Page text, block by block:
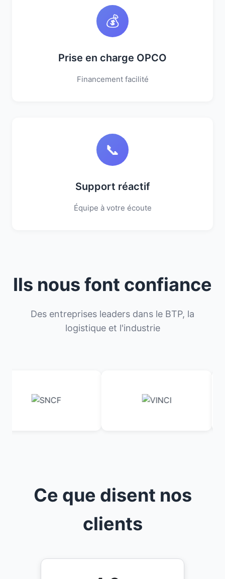
💰
Prise en charge OPCO
Financement facilité
📞
Support réactif
Équipe à votre écoute
Ils nous font confiance
Des entreprises leaders dans le BTP, la
logistique et l'industrie
Ce que disent nos
clients